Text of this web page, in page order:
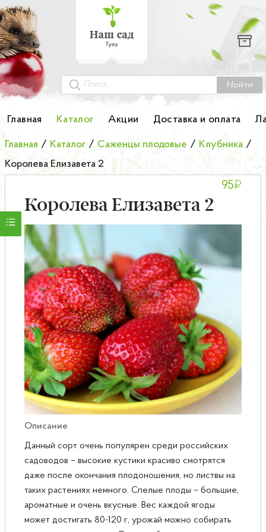
Найти
Главная Каталог Акции Доставка и оплата
Каталог
Гортензии
Грунты
Колоновидные деревья
Лук-севок
Малина
Мини-деревья
НОВИНКА Английские и Японские розы
Саженцы плодовые
Сирень
Главная / Каталог / Саженцы плодовые / Клубника /
Королева Елизавета 2
Королева Елизавета 2
95₽
Описание
Данный сорт очень популярен среди российских
садоводов – высокие кустики красиво смотрятся
даже после окончания плодоношения, но листвы на
таких растениях немного. Спелые плоды – большие,
ароматные и очень вкусные. Вес каждой ягоды
может достигать 80-120 г, урожай можно собирать